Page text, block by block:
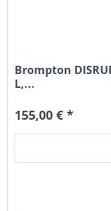
Brompton
L,...
155,00 € *